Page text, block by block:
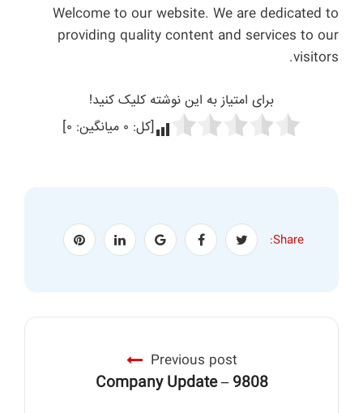
Welcome to our website. We are dedicated to
providing quality content and services to our
visitors.
برای امتیاز به این نوشته کلیک کنید!
[کل: ۰ میانگین: ۰]
Share:
Previous post
Company Update – 9808